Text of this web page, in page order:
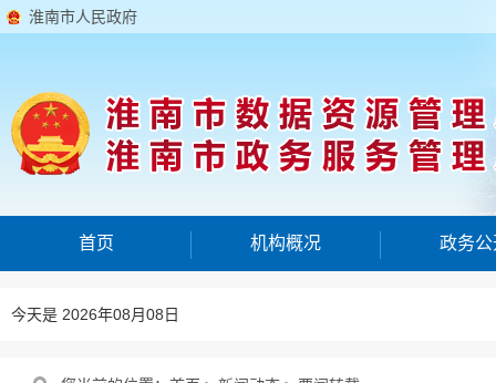
淮南市人民政府
首页 机构概况 政务公
今天是 2026年08月08日